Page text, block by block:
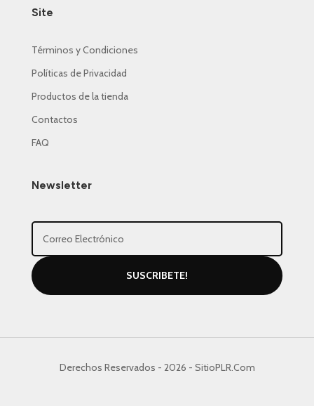
Site
Términos y Condiciones
Políticas de Privacidad
Productos de la tienda
Contactos
FAQ
Newsletter
SUSCRIBETE!
Derechos Reservados - 2026 - SitioPLR.Com